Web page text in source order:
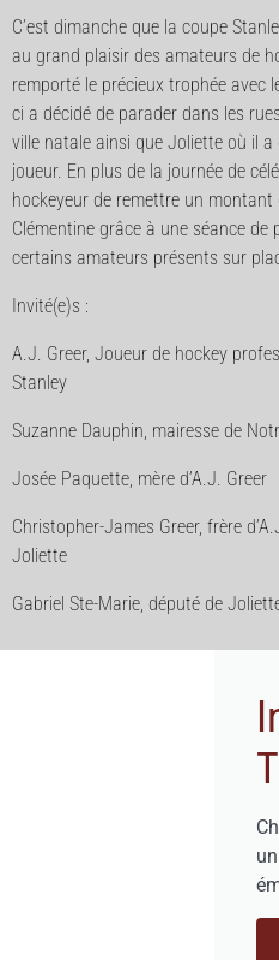
C’est dimanche que la coupe
au grand plaisir des amateurs de
remporté le précieux trophée avec
ci a décidé de parader dans les
ville natale ainsi que Joliette où il
joueur. En plus de la journée de
hockeyeur de remettre un
Clémentine grâce à une séance
certains amateurs présents sur
Invité(e)s :
A.J. Greer, Joueur de hockey
Stanley
Suzanne Dauphin, mairesse de
Josée Paquette, mère d’A.J. Greer
Christopher-James Greer, frère
Joliette
Gabriel Ste-Marie, député de